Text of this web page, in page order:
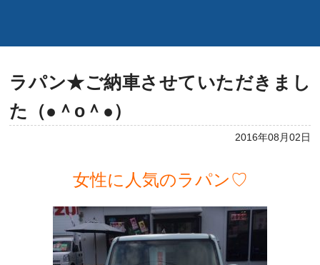
ラパン★ご納車させていただきまし
た（●＾o＾●）
2016年08月02日
女性に人気のラパン♡